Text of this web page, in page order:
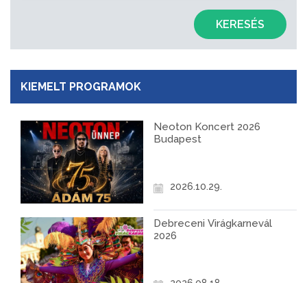
KERESÉS
KIEMELT PROGRAMOK
Neoton Koncert 2026
Budapest
2026.10.29.
Debreceni Virágkarnevál
2026